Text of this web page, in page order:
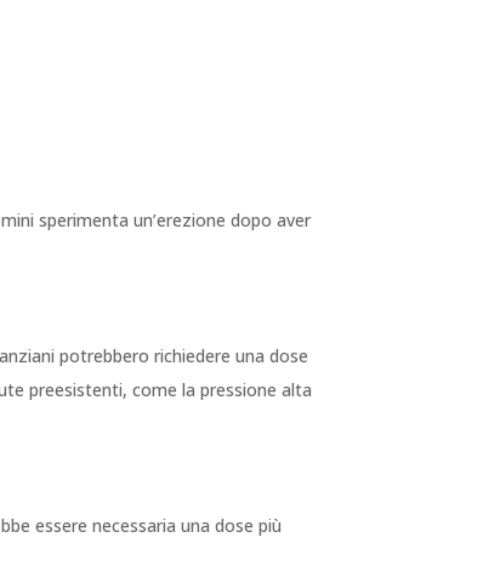
sperimenta un’erezione dopo aver
potrebbero richiedere una dose
preesistenti, come la pressione alta
essere necessaria una dose più